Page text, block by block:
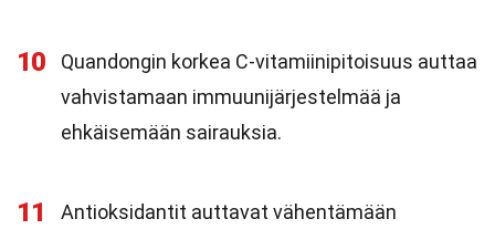
10
Quandongin korkea C-vitamiinipitoisuus auttaa
vahvistamaan immuunijärjestelmää ja
ehkäisemään sairauksia.
11
Antioksidantit auttavat vähentämään